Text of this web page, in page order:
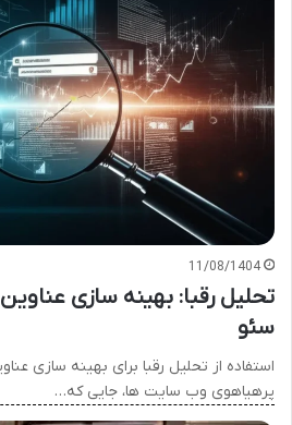
11/08/1404
تحلیل رقبا: بهینه سازی
سئو
استفاده از تحلیل رقبا برای بهینه سازی
پرهیاهوی وب سایت ها، جایی که…